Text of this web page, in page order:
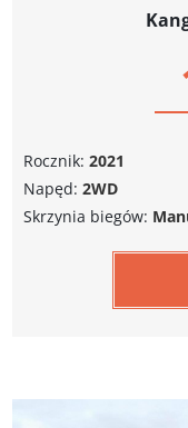
Rocznik: 2021
Napęd: 2WD
Skrzynia biegów: